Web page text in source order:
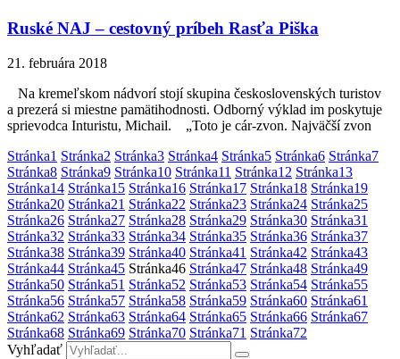
Ruské NAJ – cestovný príbeh Rasťa Piška
21. februára 2018
Na kremeľskom nádvorí stojí skupina československých turistov
a prezerá si miestne pamätihodnosti. Odborný výklad im poskytuje
sprievodca Inturistu, Michail. „Toto je cár-zvon. Najväčší zvon
Stránka1 Stránka2 Stránka3 Stránka4 Stránka5 Stránka6 Stránka7
Stránka8 Stránka9 Stránka10 Stránka11 Stránka12 Stránka13
Stránka14 Stránka15 Stránka16 Stránka17 Stránka18 Stránka19
Stránka20 Stránka21 Stránka22 Stránka23 Stránka24 Stránka25
Stránka26 Stránka27 Stránka28 Stránka29 Stránka30 Stránka31
Stránka32 Stránka33 Stránka34 Stránka35 Stránka36 Stránka37
Stránka38 Stránka39 Stránka40 Stránka41 Stránka42 Stránka43
Stránka44 Stránka45 Stránka46 Stránka47 Stránka48 Stránka49
Stránka50 Stránka51 Stránka52 Stránka53 Stránka54 Stránka55
Stránka56 Stránka57 Stránka58 Stránka59 Stránka60 Stránka61
Stránka62 Stránka63 Stránka64 Stránka65 Stránka66 Stránka67
Stránka68 Stránka69 Stránka70 Stránka71 Stránka72
Vyhľadať